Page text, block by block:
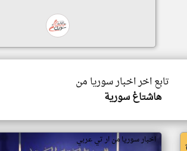
تابع اخر اخبار سوريا من
هاشتاغ سورية
اخبار سوريا من ار تي عربي